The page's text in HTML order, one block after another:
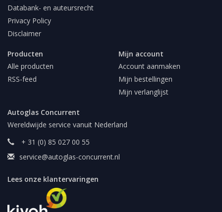
Databank- en auteursrecht
Privacy Policy
Disclaimer
Producten
Alle producten
RSS-feed
Mijn account
Account aanmaken
Mijn bestellingen
Mijn verlanglijst
Autoglas Concurrent
Wereldwijde service vanuit Nederland
+ 31 (0) 85 027 00 55
service@autoglas-concurrent.nl
Lees onze klantervaringen